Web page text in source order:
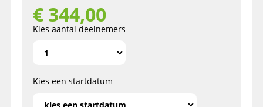
€ 344,00
Kies aantal deelnemers
Kies een startdatum